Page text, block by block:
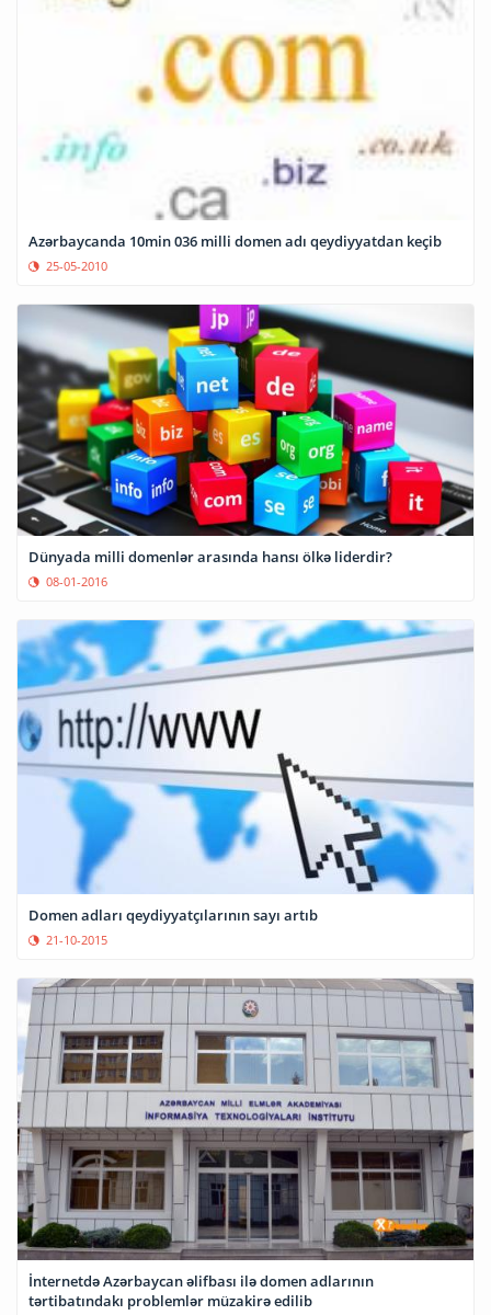
Azərbaycanda 10min 036 milli domen adı qeydiyyatdan keçib
25-05-2010
Dünyada milli domenlər arasında hansı ölkə liderdir?
08-01-2016
Domen adları qeydiyyatçılarının sayı artıb
21-10-2015
İnternetdə Azərbaycan əlifbası ilə domen adlarının
tərtibatındakı problemlər müzakirə edilib